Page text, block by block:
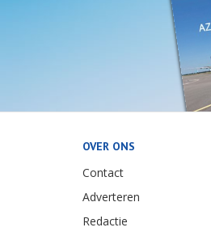
OVER ONS
Contact
Adverteren
Redactie